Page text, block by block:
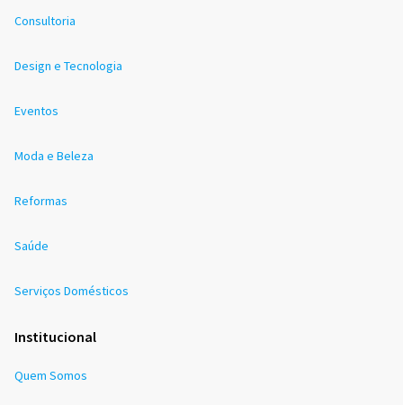
Consultoria
Design e Tecnologia
Eventos
Moda e Beleza
Reformas
Saúde
Serviços Domésticos
Institucional
Quem Somos